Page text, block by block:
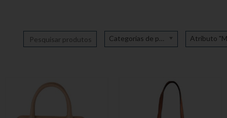
Categorias de produto